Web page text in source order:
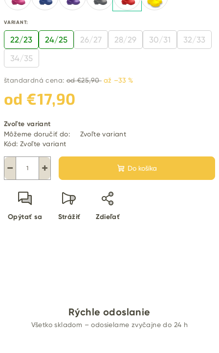
VARIANT:
22/23 24/25 26/27 28/29 30/31
32/33
34/35
štandardná cena: od €25,90 až –33 %
od €17,90
cena:
Zvoľte variant
Môžeme doručiť do:
Zvoľte variant
Kód: Zvoľte variant
+
− Do košíka
Opýtať sa Strážiť Zdieľať
Rýchle odoslanie
Všetko skladom – odosielame zvyčajne do 24 h